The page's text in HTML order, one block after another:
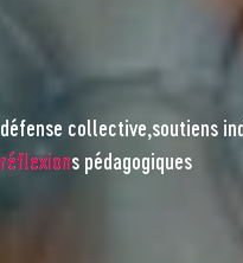
défense collective,
défense collective,soutiens
soutiens
réflexions pédagogiques
réflexions pédagogiques